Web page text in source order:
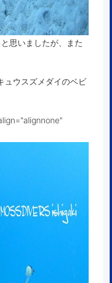
思いましたが、また
ュウスズメダイのベビ